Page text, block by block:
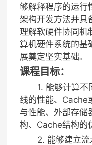
够解释程序的运行
架构开发方法并具
理解软硬件协同机
算机硬件系统的基
展奠定坚实基础。
课程目标：
1. 能够计算不
线的性能、Cache
与性能、外部存储
构、Cache结构的
2. 能够建立流